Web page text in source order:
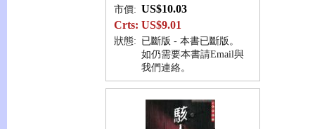
市價: US$10.03
Crts: US$9.01
狀態: 已斷版 - 本書已斷版。
如仍需要本書請Email與
我們連絡。